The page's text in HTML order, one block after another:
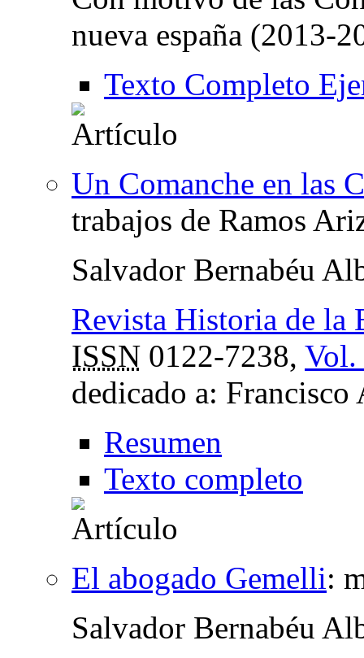
nueva españa (2013-
Texto Completo
Un Comanche en las
trabajos de Ramos
Salvador Bernabéu
Revista Historia de la
ISSN 0122-7238, Vol.
dedicado a:
Resumen
Texto completo
El abogado Gemelli:
Salvador Bernabéu